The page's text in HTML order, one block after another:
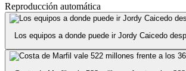
Reproducción automática
Los equipos a donde puede ir Jordy Caicedo